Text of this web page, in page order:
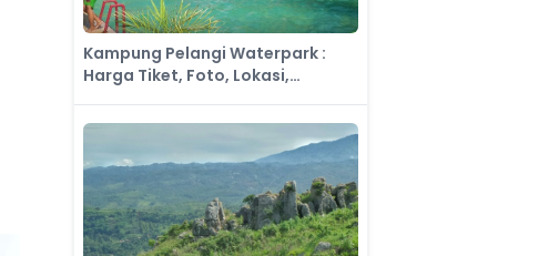
Kampung Pelangi Waterpark :
Harga Tiket, Foto, Lokasi,